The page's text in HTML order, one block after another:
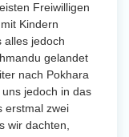
Freiwilligen
Kindern
alles jedoch
gelandet
nach Pokhara
jedoch in das
erstmal zwei
wir dachten,